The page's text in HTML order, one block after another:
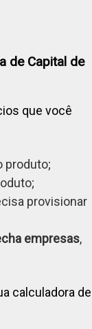
de Capital de
que você
produto;
provisionar
empresas,
calculadora de